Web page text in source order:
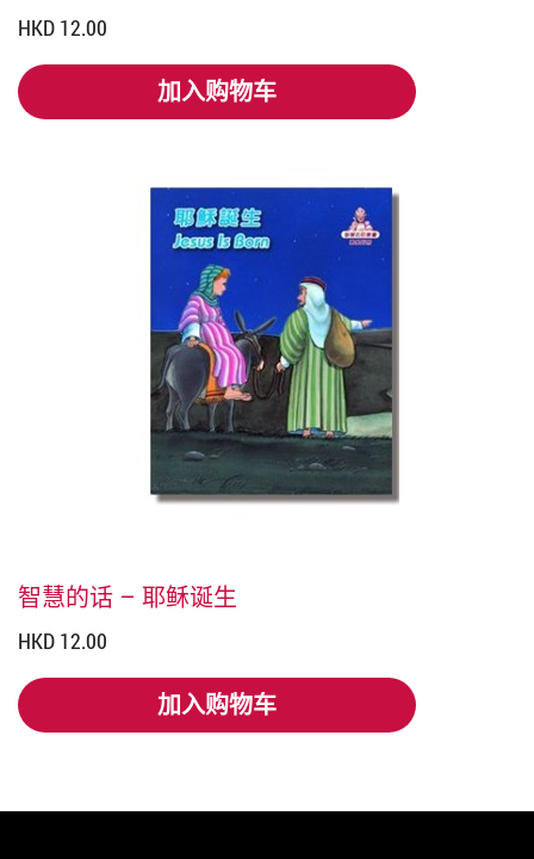
HKD 12.00
加入购物车
加入购物车
智慧的话 – 耶稣诞生
HKD 12.00
加入购物车
加入购物车